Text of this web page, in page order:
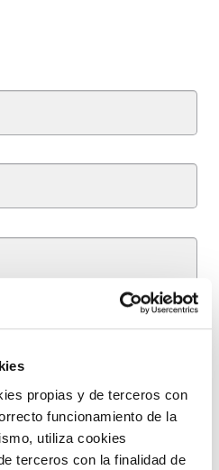
propias y de terceros con
funcionamiento de la
utiliza cookies
terceros con la finalidad de
LOPDGDD, SEGURIDAD Y
los datos facilitados, con la